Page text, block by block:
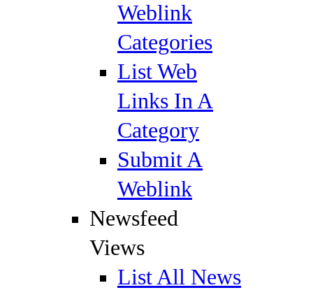
Weblink
Categories
List Web
Links In A
Category
Submit A
Weblink
Newsfeed
Views
List All News